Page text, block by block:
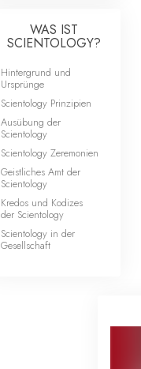
WAS IST
SCIENTOLOGY?
Hintergrund und
Ursprünge
Scientology Prinzipien
Ausübung der
Scientology
Scientology Zeremonien
Geistliches Amt der
Scientology
Kredos und Kodizes
der Scientology
Scientology in der
Gesellschaft